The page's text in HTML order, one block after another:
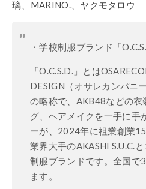
璃、MARINO.、ヤクモタロウ
・学校制服ブランド「
「O.C.S.D.」とは
DESIGN（オサレカンパニ
の略称で、AKB48などの衣
グ、ヘアメイクを一手に手
ーが、2024年に祖業創業
業界大手のAKASHI S.U.C.
制服ブランドです。全国で
ます。